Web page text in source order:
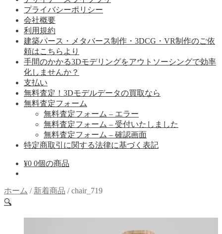
プライバシーポリシー
会社概要
利用規約
建築パース・メタバース制作・3DCG・VR制作のご依
頼はこちらより
手間のかかる3Dモデリングをアウトソーシングで効率
化しませんか？
支払い
無料査定！3Dモデルデータの買取なら
無料査定フォーム
無料査定フォーム – エラー
無料査定フォーム – 受付いたしました
無料査定フォーム – 確認画面
特定商取引に関する法律に基づく表記
¥0 0個の商品
ホーム / 新着商品 /chair_719
🔍